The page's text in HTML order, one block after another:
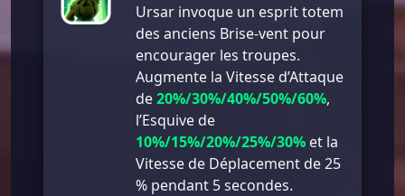
Ursar invoque un esprit totem
des anciens Brise-vent pour
encourager les troupes.
Augmente la Vitesse d’Attaque
de20%/30%/40%/50%/60%,
l’Esquive de
10%/15%/20%/25%/30% et la
Vitesse de Déplacement de 25
% pendant 5 secondes.